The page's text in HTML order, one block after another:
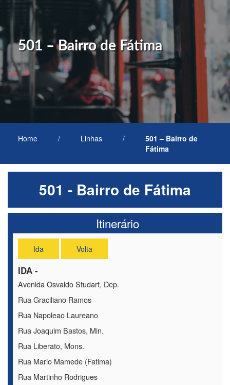
501 – Bairro de Fátima
Home / Linhas /
501 – Bairro de
Fátima
501 - Bairro de Fátima
Itinerário
Ida Volta
IDA -
Avenida Osvaldo Studart, Dep.
Rua Graciliano Ramos
Rua Napoleao Laureano
Rua Joaquim Bastos, Min.
Rua Liberato, Mons.
Rua Mario Mamede (Fatima)
Rua Martinho Rodrigues